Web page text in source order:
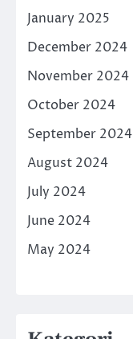
January 2025
December 2024
November 2024
October 2024
September 2024
August 2024
July 2024
June 2024
May 2024